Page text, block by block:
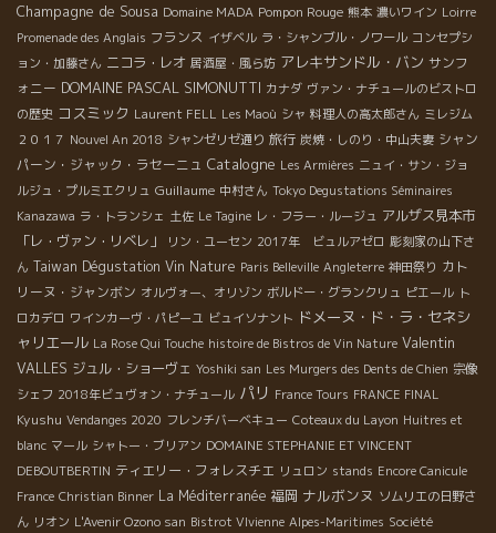
Champagne de Sousa Domaine MADA Pompon Rouge 熊本 濃いワイン Loirre
Promenade des Anglais フランス イザベル ラ・シャンブル・ノワール コンセプシ
ョン・加藤さん ニコラ・レオ 居酒屋・風ら坊 アレキサンドル・バン サンフ
ォニー DOMAINE PASCAL SIMONUTTI カナダ ヴァン・ナチュールのビストロ
の歴史 コスミック Laurent FELL Les Maoù シャ 料理人の高太郎さん ミレジム
２０１７ Nouvel An 2018 シャンゼリゼ通り 旅行 炭焼・しのり・中山夫妻 シャン
パーン・ジャック・ラセーニュ Catalogne Les Armières ニュイ・サン・ジョ
ルジュ・プルミエクリュ Guillaume 中村さん Tokyo Degustations Séminaires
Kanazawa ラ・トランシェ 土佐 Le Tagine レ・フラー・ルージュ アルザス見本市
「レ・ヴァン・リベレ」
リン・ユーセン 2017年 ビュルアゼロ 彫刻家の山下さ
ん Taiwan Dégustation Vin Nature Paris Belleville Angleterre 神田祭り カト
リーヌ・ジャンボン オルヴォー、オリゾン ボルドー・グランクリュ ピエール ト
ロカデロ ワインカーヴ・パピーユ ビュイソナント ドメーヌ・ド・ラ・セネシ
ャリエール La Rose Qui Touche histoire de Bistros de Vin Nature Valentin
VALLES ジュル・ショーヴェ Yoshiki san Les Murgers des Dents de Chien 宗像
シェフ 2018年ビュヴォン・ナチュール パリ France Tours FRANCE FINAL
Kyushu Vendanges 2020 フレンチバーベキュー Coteaux du Layon Huitres et
blanc マール シャトー・ブリアン DOMAINE STEPHANIE ET VINCENT
DEBOUTBERTIN ティエリー・フォレスチエ リュロン stands Encore Canicule
France Christian Binner La Méditerranée 福岡 ナルボンヌ ソムリエの日野さ
ん リオン L'Avenir Ozono san Bistrot VIvienne Alpes-Maritimes Société